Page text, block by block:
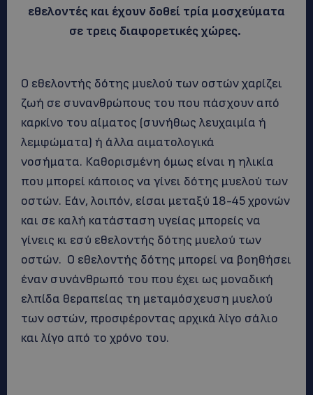
εθελοντές και έχουν δοθεί τρία μοσχεύματα
σε τρεις διαφορετικές χώρες.
Ο εθελοντής δότης μυελού των οστών χαρίζει
ζωή σε συνανθρώπους του που πάσχουν από
καρκίνο του αίματος (συνήθως λευχαιμία ή
λεμφώματα) ή άλλα αιματολογικά
νοσήματα. Καθορισμένη όμως είναι η ηλικία
που μπορεί κάποιος να γίνει δότης μυελού των
οστών. Εάν, λοιπόν, είσαι μεταξύ 18-45 χρονών
και σε καλή κατάσταση υγείας μπορείς να
γίνεις κι εσύ εθελοντής δότης μυελού των
οστών. Ο εθελοντής δότης μπορεί να βοηθήσει
έναν συνάνθρωπό του που έχει ως μοναδική
ελπίδα θεραπείας τη μεταμόσχευση μυελού
των οστών, προσφέροντας αρχικά λίγο σάλιο
και λίγο από το χρόνο του.